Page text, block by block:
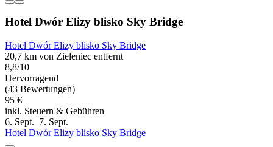
Hotel Dwór Elizy blisko Sky Bridge
Hotel Dwór Elizy blisko Sky Bridge
20,7 km von Zieleniec entfernt
8,8/10
Hervorragend
(43 Bewertungen)
95 €
inkl. Steuern & Gebühren
6. Sept.–7. Sept.
Hotel Dwór Elizy blisko Sky Bridge